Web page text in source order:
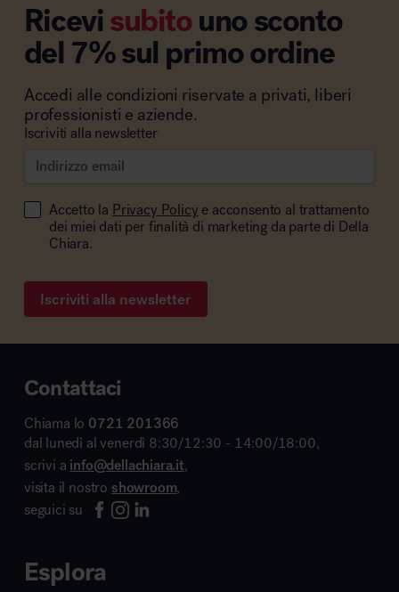
Ricevisubitouno sconto
del 7% sul primo ordine
Accedi alle condizioni riservate a privati, liberi
professionisti e aziende.
Iscriviti alla newsletter
Accetto la Privacy Policy e acconsento al trattamento
dei miei dati per finalità di marketing da parte di Della
Chiara.
Iscriviti alla newsletter
Contattaci
Chiama lo 0721 201366
dal lunedì al venerdì 8:30/12:30 - 14:00/18:00,
scrivi a info@dellachiara.it,
visita il nostro showroom,
seguici su
Esplora